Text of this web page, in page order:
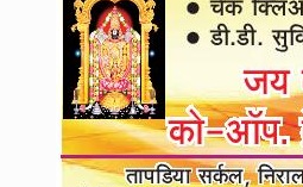
सातारा-देवळाईकरांची पाण्यासाठीची प्रतीक्षा